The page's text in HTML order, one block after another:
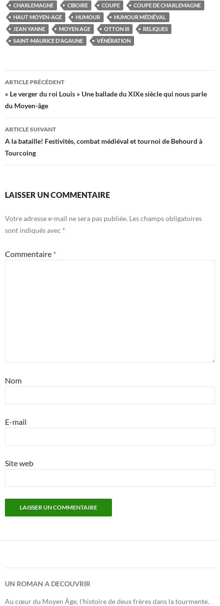
CHARLEMAGNE CIBOIRE COUPE
COUPE DE CHARLEMAGNE
HAUT MOYEN-AGE
HUMOUR
HUMOUR MÉDIÉVAL
JEAN YANNE
MOYEN AGE OTTON III
RELIQUES
SAINT-MAURICE D'AGAUNE
VÉNÉRATION
Navigation
des
articles
ARTICLE PRÉCÉDENT
« Le verger du roi Louis » Une ballade du XIXe siècle qui nous parle
du Moyen-âge
ARTICLE SUIVANT
A la bataille! Festivités, combat médiéval et tournoi de Behourd à
Tourcoing
LAISSER UN COMMENTAIRE
Votre adresse e-mail ne sera pas publiée. Les champs obligatoires
sont indiqués avec *
Commentaire *
Nom
E-mail
Site web
UN ROMAN A DECOUVRIR
Au cœur du Moyen Âge, l'histoire de deux frères dans la tourmente.